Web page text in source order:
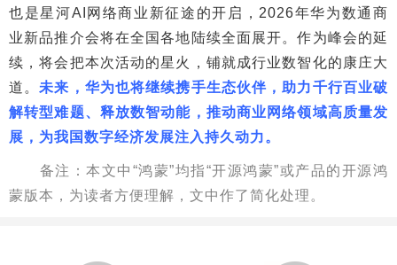
也是星河AI网络商业新征途的开启，2026年华为数通商
业新品推介会将在全国各地陆续全面展开。作为峰会的延
续，将会把本次活动的星火，铺就成行业数智化的康庄大
道。未来，华为也将继续携手生态伙伴，助力千行百业破
解转型难题、释放数智动能，推动商业网络领域高质量发
展，为我国数字经济发展注入持久动力。
备注：本文中“鸿蒙”均指“开源鸿蒙”或产品的开源鸿
蒙版本，为读者方便理解，文中作了简化处理。